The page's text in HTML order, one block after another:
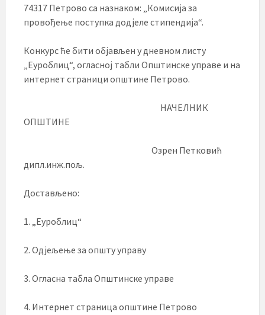
74317 Петрово са назнаком: „Комисија за
провођење поступка додјеле стипендија“.
Конкурс ће бити објављен у дневном листу
„Еуроблиц“, огласној табли Општинске управе и на
интернет страници општине Петрово.
НАЧЕЛНИК
ОПШТИНЕ
Озрен Петковић
дипл.инж.пољ.
Достављено:
1. „Еуроблиц“
2. Одјељење за општу управу
3. Огласна табла Општинске управе
4. Интернет страница општине Петрово